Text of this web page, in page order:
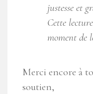
justesse et
Cette
moment de
Merci encore à
soutien,